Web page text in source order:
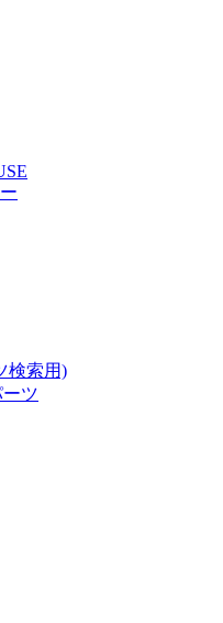
検索用)
ツ